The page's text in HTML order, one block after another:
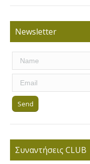
Newsletter
Συναντήσεις CLUB